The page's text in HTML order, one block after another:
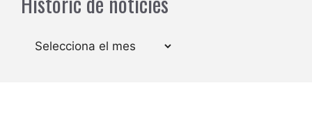
Arxius